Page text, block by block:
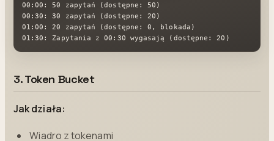
00:00: 50 zapytań (dostępne: 50)
00:30: 30 zapytań (dostępne: 20)
01:00: 20 zapytań (dostępne: 0, blokada)
01:30: Zapytania z 00:30 wygasają (dostępne: 20)
3. Token Bucket
Jak działa:
Wiadro z tokenami